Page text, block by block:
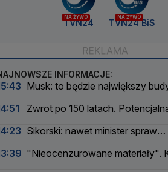
NA ŻYWO
TVN24
NA ŻYWO
TVN24 BiS
INFORMACJE:
Musk: to będzie największy
Zwrot po 150 latach.
Sikorski: nawet minister spraw
"Nieocenzurowane materiały".